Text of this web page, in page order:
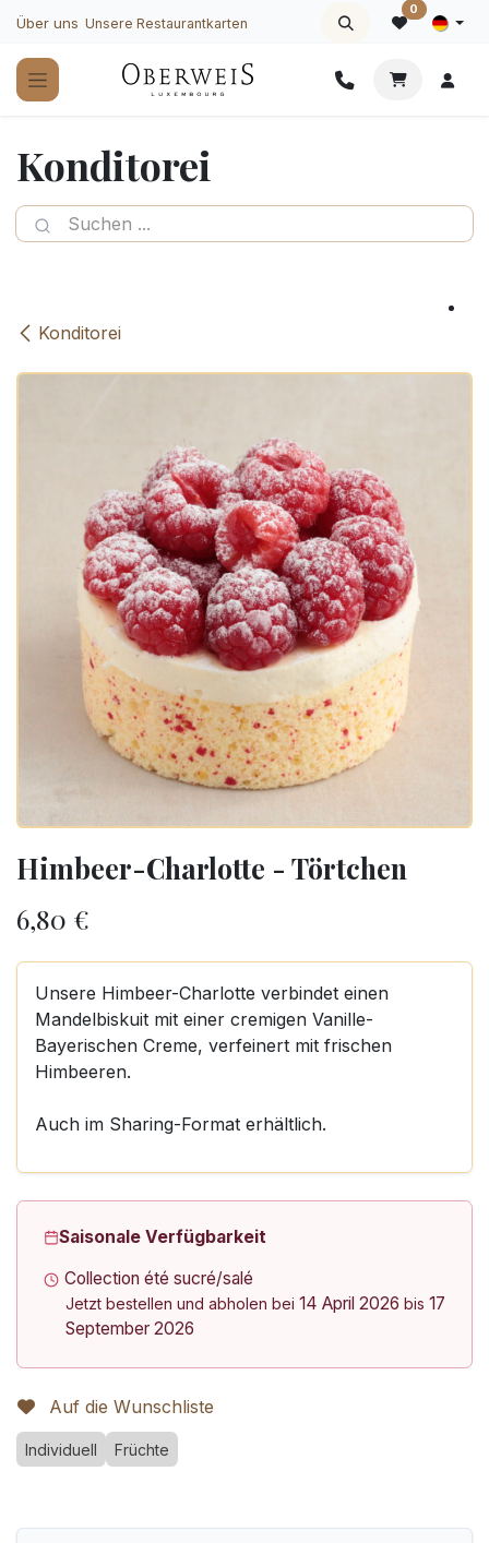
Zum Inhalt springen
Über uns Unsere Restaurantkarten
0
Konditorei
Konditorei
Himbeer-Charlotte - Törtchen
6,80 €
Unsere Himbeer-Charlotte verbindet einen
Mandelbiskuit mit einer cremigen Vanille-
Bayerischen Creme, verfeinert mit frischen
Himbeeren.
Auch im Sharing-Format erhältlich.
Saisonale Verfügbarkeit
Collection été sucré/salé
Jetzt bestellen und abholen bei 14 April 2026 bis 17
September 2026
Auf die Wunschliste
Individuell Früchte